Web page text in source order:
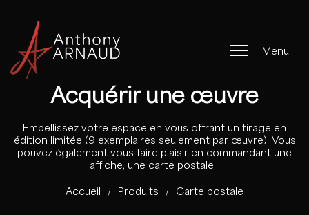
Menu
Acquérir une œuvre
Embellissez votre espace en vous offrant un tirage en
édition limitée (9 exemplaires seulement par œuvre). Vous
pouvez également vous faire plaisir en commandant une
affiche, une carte postale...
Accueil / Produits / Carte postale